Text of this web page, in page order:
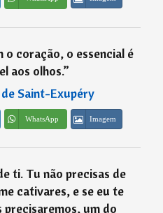
o coração, o essencial é
aos olhos.”
Saint-Exupéry
WhatsApp Imagem
ti. Tu não precisas de
cativares, e se eu te
precisaremos, um do